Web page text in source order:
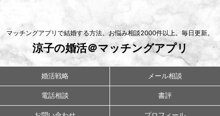
マッチングアプリで結婚する方法。お悩み相談2000件以上。毎日更新。
涼子の婚活＠マッチングアプリ
婚活戦略 メール相談
電話相談 書評